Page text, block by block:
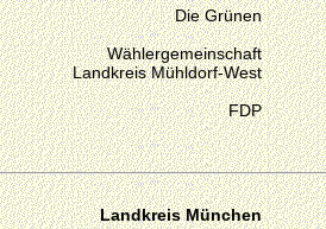
Die Grünen
Wählergemeinschaft
Landkreis Mühldorf-West
FDP
Landkreis München